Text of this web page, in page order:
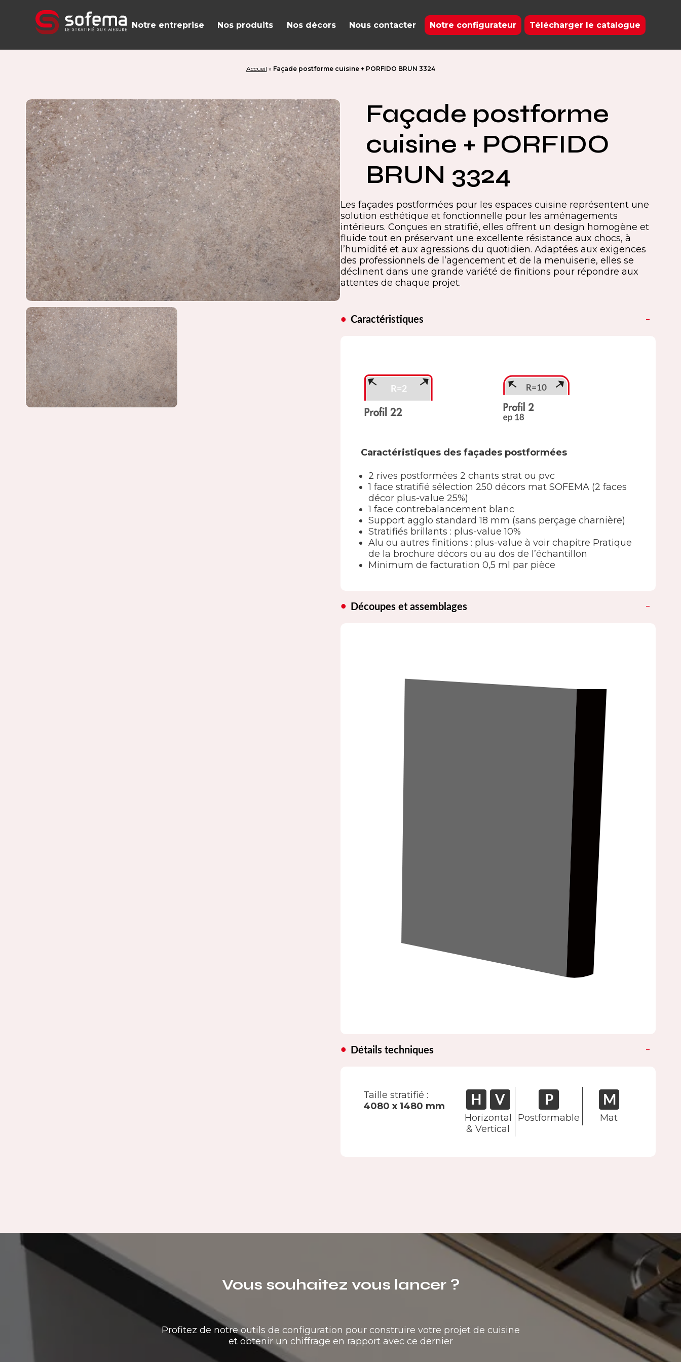
Notre entreprise Nos produits Nos décors Nous contacter Notre configurateur Télécharger le catalogue
Accueil » Façade postforme cuisine + PORFIDO BRUN 3324
Façade postforme
cuisine + PORFIDO
BRUN 3324
Les façades postformées pour les espaces cuisine représentent une
solution esthétique et fonctionnelle pour les aménagements
intérieurs. Conçues en stratifié, elles offrent un design homogène et
fluide tout en préservant une excellente résistance aux chocs, à
l’humidité et aux agressions du quotidien. Adaptées aux exigences
des professionnels de l’agencement et de la menuiserie, elles se
déclinent dans une grande variété de finitions pour répondre aux
attentes de chaque projet.
Caractéristiques
Caractéristiques des façades postformées
2 rives postformées 2 chants strat ou pvc
1 face stratifié sélection 250 décors mat SOFEMA (2 faces
décor plus-value 25%)
1 face contrebalancement blanc
Support agglo standard 18 mm (sans perçage charnière)
Stratifiés brillants : plus-value 10%
Alu ou autres finitions : plus-value à voir chapitre Pratique
de la brochure décors ou au dos de l’échantillon
Minimum de facturation 0,5 ml par pièce
Découpes et assemblages
Détails techniques
Taille stratifié :
4080 x 1480 mm
Horizontal
& Vertical
Postformable Mat
Vous souhaitez vous lancer ?
Profitez de notre outils de configuration pour construire votre projet de cuisine
et obtenir un chiffrage en rapport avec ce dernier